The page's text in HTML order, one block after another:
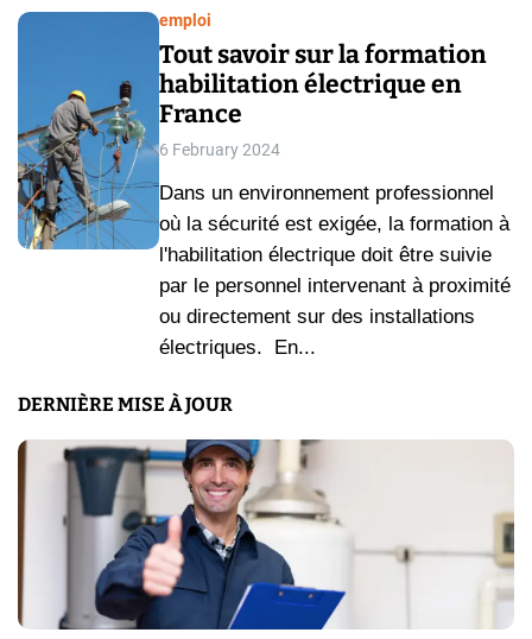
emploi
Tout savoir sur la formation
habilitation électrique en
France
6 February 2024
Dans un environnement professionnel
où la sécurité est exigée, la formation à
l'habilitation électrique doit être suivie
par le personnel intervenant à proximité
ou directement sur des installations
électriques. En...
DERNIÈRE MISE À JOUR